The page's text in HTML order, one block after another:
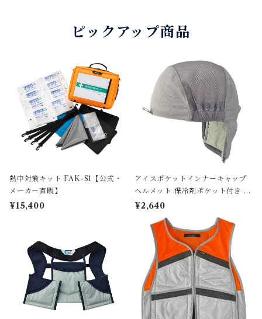
ピックアップ商品
熱中対策キット FAK-S1【公式・
メーカー直販】
¥15,400
アイスポケットインナーキャップ
ヘルメット 保冷剤ポケット付き 冷
却 熱中症対策 吸汗速乾 男女兼用
CIT-IN24
¥2,640